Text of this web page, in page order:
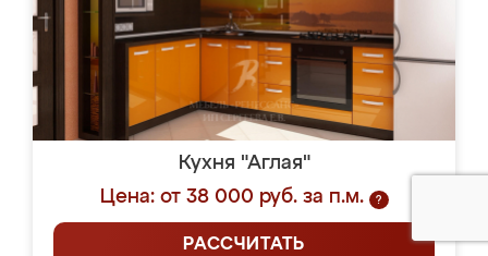
Кухня "Аглая"
Цена: от 38 000 руб. за п.м.
?
РАССЧИТАТЬ